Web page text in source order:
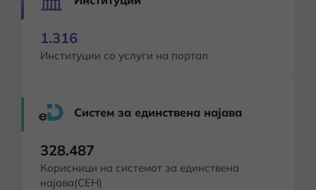
1.316
Институции со услуги на портал
Систем за единствена најава
328.487
Корисници на системот за единствена
најава(СЕН)